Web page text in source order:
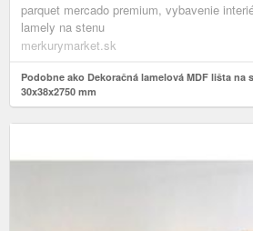
parquet mercado premium, vybavenie
lamely na stenu
merkurymarket.sk
Podobne ako Dekoračná lamelová MDF lišta na
30x38x2750 mm